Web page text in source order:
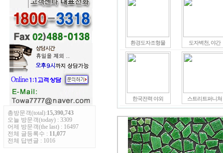
총방문객(total):15,390,743
오늘 방문객(today) : 3309
어제 방문객(the last) : 16497
전체 글등록수 : 11,077
전체 답변글 : 1016
환경도자조형물 도자벽천, 야간
한국전력 야외 스트리트퍼니쳐